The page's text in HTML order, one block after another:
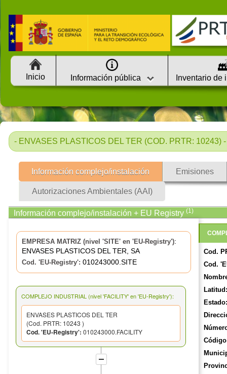
Inicio Información pública Inventario de
- ENVASES PLASTICOS DEL TER (COD. PRTR: 10243) -
Información complejo/instalación Emisiones
Autorizaciones Ambientales (AAI)
Información complejo/instalación + EU Registry (1)
EMPRESA MATRIZ (nivel 'SITE' en 'EU-Registry'):
ENVASES PLASTICOS DEL TER, SA
Cod. 'EU-Registry': 010243000.SITE
COMPLEJO INDUSTRIAL (nivel 'FACILITY' en 'EU-Registry'):
ENVASES PLASTICOS DEL TER
(Cod. PRTR: 10243 )
Cod. 'EU-Registry': 010243000.FACILITY
Cod.
Cod.
Latitud:
Estado: